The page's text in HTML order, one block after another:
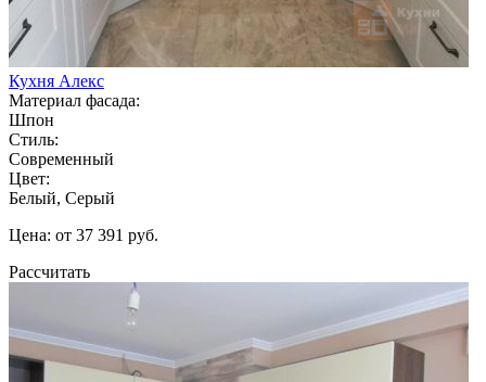
Кухня Алекс
Материал фасада:
Шпон
Стиль:
Современный
Цвет:
Белый, Серый
Цена: от 37 391 руб.
Рассчитать